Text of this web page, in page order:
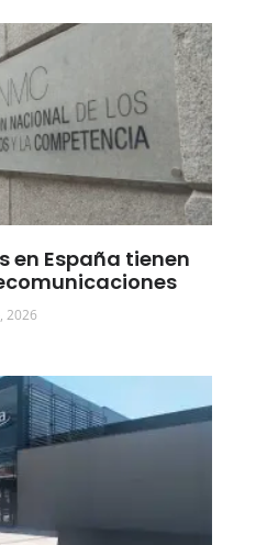
en España tienen
2026